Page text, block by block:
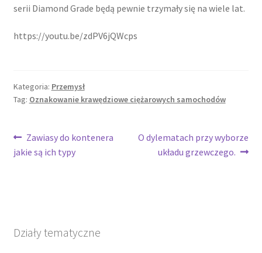
serii Diamond Grade będą pewnie trzymały się na wiele lat.
https://youtu.be/zdPV6jQWcps
Kategoria: Przemysł
Tag: Oznakowanie krawędziowe ciężarowych samochodów
Nawigacja
wpisu
Poprzedni
wpis:
Zawiasy do kontenera
jakie są ich typy
Następny
O dylematach przy wyborze
układu grzewczego.
Działy tematyczne